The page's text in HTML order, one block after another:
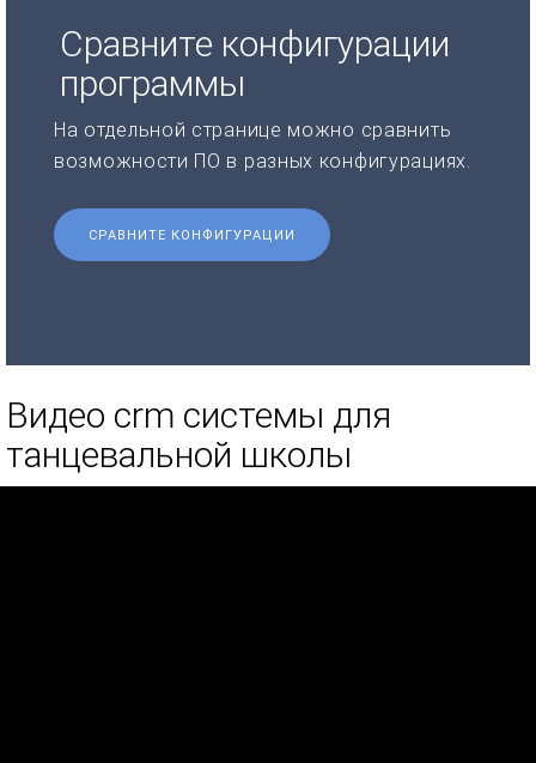
Сравните конфигурации
программы
На отдельной странице можно сравнить
возможности ПО в разных конфигурациях.
СРАВНИТЕ КОНФИГУРАЦИИ
Видео crm системы для
танцевальной школы